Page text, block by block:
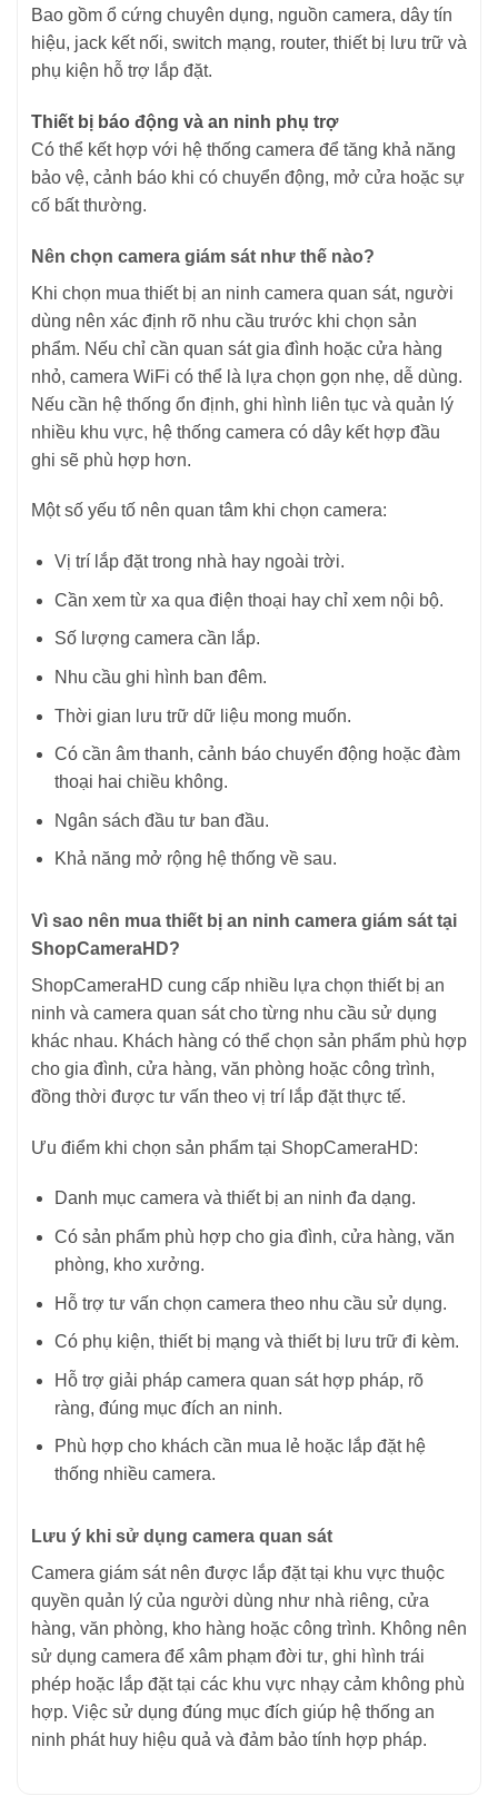
Bao gồm ổ cứng chuyên dụng, nguồn camera, dây tín
hiệu, jack kết nối, switch mạng, router, thiết bị lưu trữ và
phụ kiện hỗ trợ lắp đặt.
Thiết bị báo động và an ninh phụ trợ
Có thể kết hợp với hệ thống camera để tăng khả năng
bảo vệ, cảnh báo khi có chuyển động, mở cửa hoặc sự
cố bất thường.
Nên chọn camera giám sát như thế nào?
Khi chọn mua thiết bị an ninh camera quan sát, người
dùng nên xác định rõ nhu cầu trước khi chọn sản
phẩm. Nếu chỉ cần quan sát gia đình hoặc cửa hàng
nhỏ, camera WiFi có thể là lựa chọn gọn nhẹ, dễ dùng.
Nếu cần hệ thống ổn định, ghi hình liên tục và quản lý
nhiều khu vực, hệ thống camera có dây kết hợp đầu
ghi sẽ phù hợp hơn.
Một số yếu tố nên quan tâm khi chọn camera:
Vị trí lắp đặt trong nhà hay ngoài trời.
Cần xem từ xa qua điện thoại hay chỉ xem nội bộ.
Số lượng camera cần lắp.
Nhu cầu ghi hình ban đêm.
Thời gian lưu trữ dữ liệu mong muốn.
Có cần âm thanh, cảnh báo chuyển động hoặc đàm
thoại hai chiều không.
Ngân sách đầu tư ban đầu.
Khả năng mở rộng hệ thống về sau.
Vì sao nên mua thiết bị an ninh camera giám sát tại
ShopCameraHD?
ShopCameraHD cung cấp nhiều lựa chọn thiết bị an
ninh và camera quan sát cho từng nhu cầu sử dụng
khác nhau. Khách hàng có thể chọn sản phẩm phù hợp
cho gia đình, cửa hàng, văn phòng hoặc công trình,
đồng thời được tư vấn theo vị trí lắp đặt thực tế.
Ưu điểm khi chọn sản phẩm tại ShopCameraHD:
Danh mục camera và thiết bị an ninh đa dạng.
Có sản phẩm phù hợp cho gia đình, cửa hàng, văn
phòng, kho xưởng.
Hỗ trợ tư vấn chọn camera theo nhu cầu sử dụng.
Có phụ kiện, thiết bị mạng và thiết bị lưu trữ đi kèm.
Hỗ trợ giải pháp camera quan sát hợp pháp, rõ
ràng, đúng mục đích an ninh.
Phù hợp cho khách cần mua lẻ hoặc lắp đặt hệ
thống nhiều camera.
Lưu ý khi sử dụng camera quan sát
Camera giám sát nên được lắp đặt tại khu vực thuộc
quyền quản lý của người dùng như nhà riêng, cửa
hàng, văn phòng, kho hàng hoặc công trình. Không nên
sử dụng camera để xâm phạm đời tư, ghi hình trái
phép hoặc lắp đặt tại các khu vực nhạy cảm không phù
hợp. Việc sử dụng đúng mục đích giúp hệ thống an
ninh phát huy hiệu quả và đảm bảo tính hợp pháp.